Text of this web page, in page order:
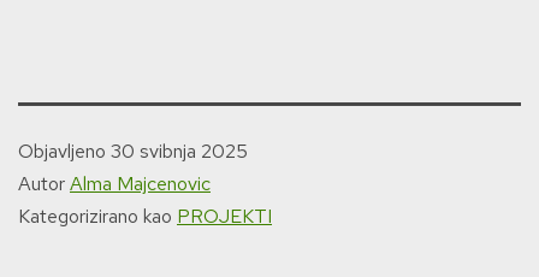
Objavljeno 30 svibnja 2025
AutorAlma Majcenovic
Kategorizirano kao PROJEKTI